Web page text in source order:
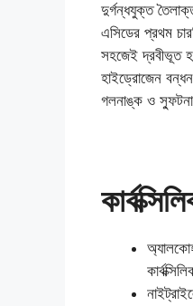
দুর্গন্ধযুক্ত
এসিডের প্রথম
সহজেই দ্রবীভূত
হাইড্রোজেন
গলনাঙ্ক ও